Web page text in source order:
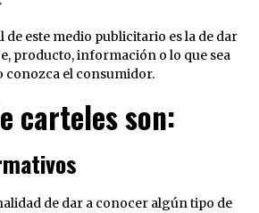
este medio publicitario es la de dar
producto, información o lo que sea
conozca el consumidor.
carteles son:
de dar a conocer algún tipo de